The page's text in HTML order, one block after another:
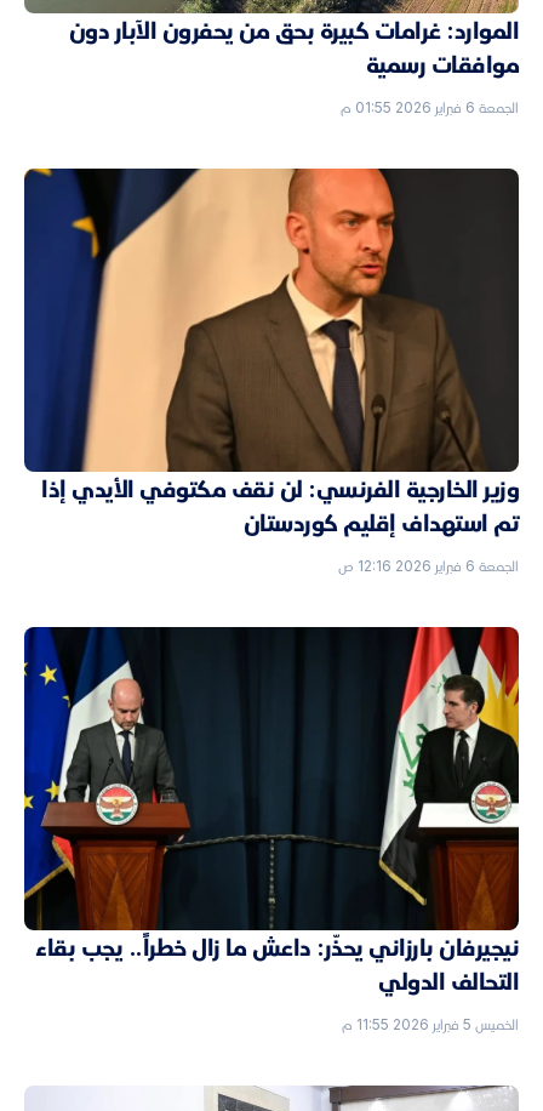
الموارد: غرامات كبيرة بحق من يحفرون الآبار دون
موافقات رسمية
الجمعة 6 فبراير 2026 01:55 م
وزير الخارجية الفرنسي: لن نقف مكتوفي الأيدي إذا
تم استهداف إقليم كوردستان
الجمعة 6 فبراير 2026 12:16 ص
نيجيرفان بارزاني يحذّر: داعش ما زال خطراً.. يجب بقاء
التحالف الدولي
الخميس 5 فبراير 2026 11:55 م